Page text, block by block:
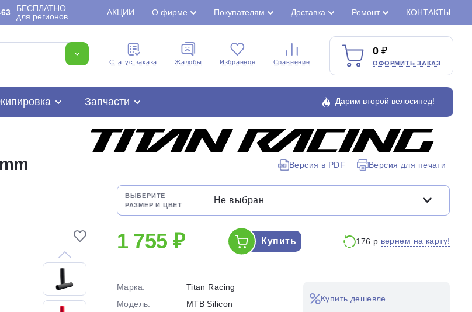
БЕСПЛАТНО
для регионов
АКЦИИ О фирме Покупателям Доставка Ремонт КОНТАКТЫ
Cтатус заказа Жалобы Избранное Сравнение
0
ОФОРМИТЬ ЗАКАЗ
Запчасти Дарим второй велосипед!
Версия в PDF Версия для печати
ВЫБЕРИТЕ
РАЗМЕР И ЦВЕТ
Не выбран
1 755 ₽ Купить 176 р. вернем на карту!
Марка:
Titan Racing
Модель:
MTB Silicon
Купить дешевле
Закрыть
без переплат